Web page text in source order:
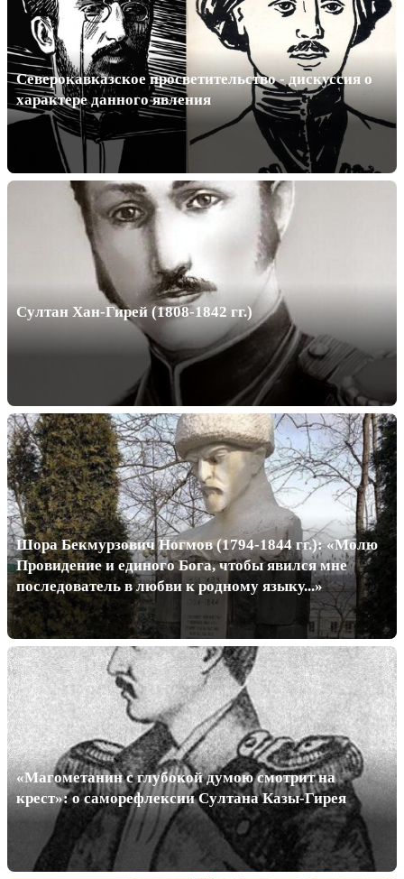
Северокавказское просветительство - дискуссия о
характере данного явления
Султан Хан-Гирей (1808-1842 гг.)
Шора Бекмурзович Ногмов (1794-1844 гг.): «Молю
Провидение и единого Бога, чтобы явился мне
последователь в любви к родному языку...»
«Магометанин с глубокой думою смотрит на
крест»: о саморефлексии Султана Казы-Гирея